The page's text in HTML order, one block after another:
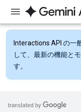
Interactions API の一
して、最新の機能と
す。